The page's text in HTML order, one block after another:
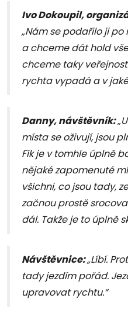
Ivo Dokoupil,
„Nám se podařilo ji
a chceme dát hold
chceme taky
rychta vypadá a v
Danny, návštěvník:
místa se oživují, jsou
Fík je v tomhle úplně
nějaké zapomenuté
všichni, co jsou tady,
začnou prostě
dál. Takže je to úplně
Návštěvnice:„Líbí.
tady jezdím pořád.
upravovat rychtu.“